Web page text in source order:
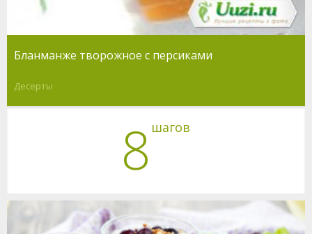
Бланманже творожное с персиками
Десерты
8 шагов